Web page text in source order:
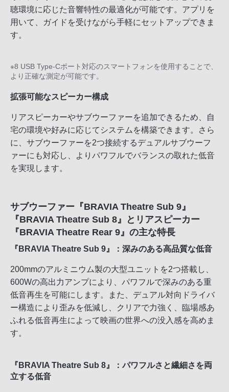
聴環境に応じた音響特性の最適化が可能です。アプリを
用いて、ガイドを受けながら手軽にセットアップできま
す。
※8 USB Type-Cポート対応のスマートフォンを使用することで、
より正確な測定が可能です。
拡張可能なスピーカー構成
リアスピーカーやサブウーファーを追加できるため、自
宅の環境や好みに応じてシステムを構築できます。さら
に、サブウーファーを2つ接続するデュアルサブウーフ
ァーにも対応し、よりパワフルでバランスの取れた低音
を実現します。
サブウーファー『BRAVIA Theatre Sub 9』
『BRAVIA Theatre Sub 8』とリアスピーカー
『BRAVIA Theatre Rear 9』の主な特長
『BRAVIA Theatre Sub 9』：深みのある高品質な低音
200mmのアルミニウム製の大型ユニットを2つ搭載し、
600Wの高出力アンプにより、パワフルで深みのある重
低音再生を可能にします。また、デュアル対向ドライバ
ー構造により歪みを低減し、クリアで力強く、臨場感あ
ふれる低音再生によって映画の世界への没入感を高めま
す。
『BRAVIA Theatre Sub 8』：パワフルさと繊細さを両
立する低音